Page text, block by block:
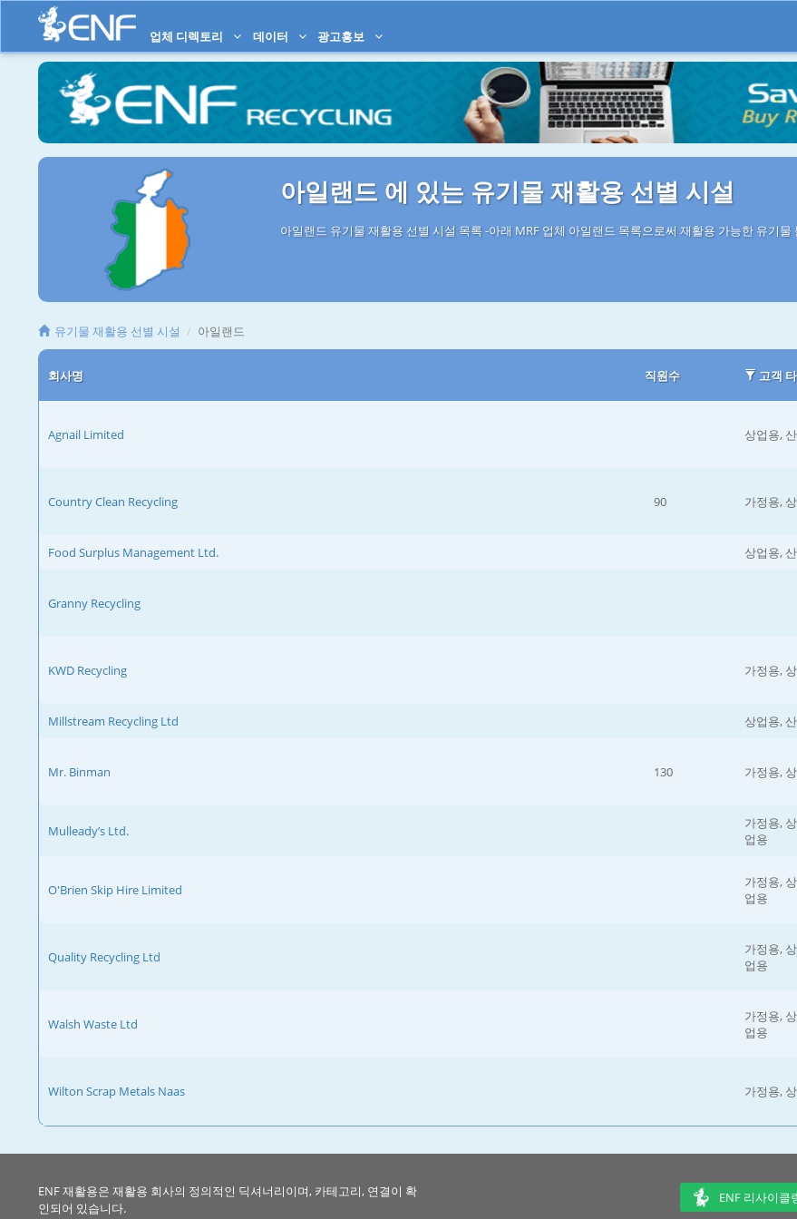
업체 디렉토리 데이터 광고홍보
아일랜드 에 있는 유기물 재활용 선별 시설
아일랜드 유기물 재활용 선별 시설 목록 -아래 MRF 업체 아일랜드 목록으로써 재활용 가능한 유기
유기물 재활용 선별 시설 아일랜드
회사명 직원수 고객
Agnail Limited 상업용,
Country Clean Recycling 90 가정용,
Food Surplus Management Ltd. 상업용,
Granny Recycling
KWD Recycling 가정용,
Millstream Recycling Ltd 상업용,
Mr. Binman 130 가정용,
Mulleady’s Ltd.
가정용,
업용
O'Brien Skip Hire Limited
가정용,
업용
Quality Recycling Ltd
가정용,
업용
Walsh Waste Ltd
가정용,
업용
Wilton Scrap Metals Naas 가정용,
ENF 재활용은 재활용 회사의 정의적인 딕셔너리이며, 카테고리, 연결이 확
인되어 있습니다.
ENF 리사이클